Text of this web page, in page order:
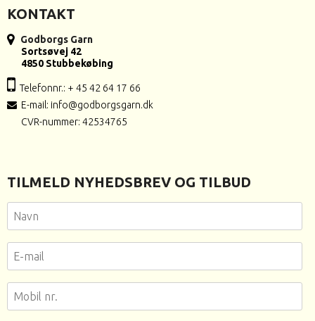
KONTAKT
Godborgs Garn
Sortsøvej 42
4850 Stubbekøbing
Telefonnr.: + 45 42 64 17 66
E-mail: info@godborgsgarn.dk
CVR-nummer: 42534765
TILMELD NYHEDSBREV OG TILBUD